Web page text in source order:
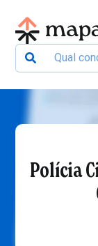
Polícia